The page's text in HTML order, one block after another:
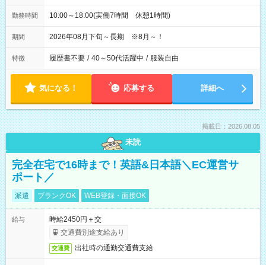
勤務時間 10:00～18:00(実働7時間 休憩1時間)
期間 2026年08月下旬～長期 ※8月～！
特徴 履歴書不要 / 40～50代活躍中 / 服装自由
気になる！ 応募する 詳細へ
掲載日：2026.08.05
未読
完全在宅で16時まで！英語&日本語＼EC運営サ
ポート／
派遣 ブランクOK WEB登録・面接OK
給与
時給2450円＋交
交通費別途支給あり
交通費 出社時の通勤交通費支給